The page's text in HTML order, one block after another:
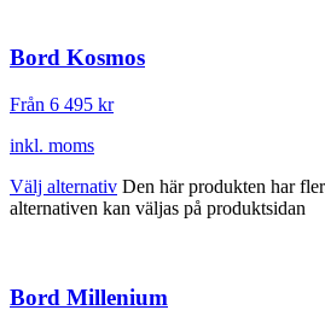
Bord Kosmos
Från 6 495 kr
inkl. moms
Välj alternativ Den här produkten har
alternativen kan väljas på produktsidan
Bord Millenium